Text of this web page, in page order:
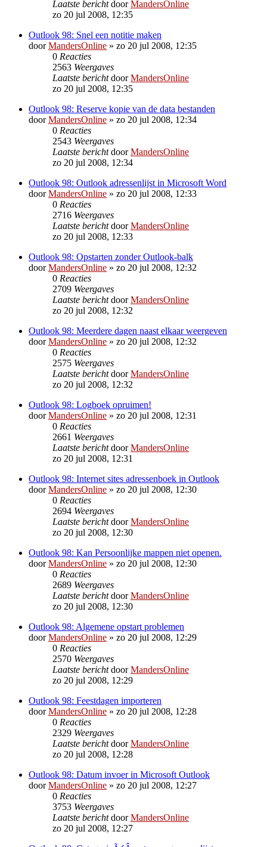
Laatste berichtdoorMandersOnline
zo 20 jul 2008, 12:35
Outlook 98: Snel een notitie maken
doorMandersOnline » zo 20 jul 2008, 12:35
0 Reacties
2563 Weergaves
Laatste berichtdoorMandersOnline
zo 20 jul 2008, 12:35
Outlook 98: Reserve kopie van de data bestanden
doorMandersOnline » zo 20 jul 2008, 12:34
0 Reacties
2543 Weergaves
Laatste berichtdoorMandersOnline
zo 20 jul 2008, 12:34
Outlook 98: Outlook adressenlijst in Microsoft Word
doorMandersOnline » zo 20 jul 2008, 12:33
0 Reacties
2716 Weergaves
Laatste berichtdoorMandersOnline
zo 20 jul 2008, 12:33
Outlook 98: Opstarten zonder Outlook-balk
doorMandersOnline » zo 20 jul 2008, 12:32
0 Reacties
2709 Weergaves
Laatste berichtdoorMandersOnline
zo 20 jul 2008, 12:32
Outlook 98: Meerdere dagen naast elkaar weergeven
doorMandersOnline » zo 20 jul 2008, 12:32
0 Reacties
2575 Weergaves
Laatste berichtdoorMandersOnline
zo 20 jul 2008, 12:32
Outlook 98: Logboek opruimen!
doorMandersOnline » zo 20 jul 2008, 12:31
0 Reacties
2661 Weergaves
Laatste berichtdoorMandersOnline
zo 20 jul 2008, 12:31
Outlook 98: Internet sites adressenboek in Outlook
doorMandersOnline » zo 20 jul 2008, 12:30
0 Reacties
2694 Weergaves
Laatste berichtdoorMandersOnline
zo 20 jul 2008, 12:30
Outlook 98: Kan Persoonlijke mappen niet openen.
doorMandersOnline » zo 20 jul 2008, 12:30
0 Reacties
2689 Weergaves
Laatste berichtdoorMandersOnline
zo 20 jul 2008, 12:30
Outlook 98: Algemene opstart problemen
doorMandersOnline » zo 20 jul 2008, 12:29
0 Reacties
2570 Weergaves
Laatste berichtdoorMandersOnline
zo 20 jul 2008, 12:29
Outlook 98: Feestdagen importeren
doorMandersOnline » zo 20 jul 2008, 12:28
0 Reacties
2329 Weergaves
Laatste berichtdoorMandersOnline
zo 20 jul 2008, 12:28
Outlook 98: Datum invoer in Microsoft Outlook
doorMandersOnline » zo 20 jul 2008, 12:27
0 Reacties
3753 Weergaves
Laatste berichtdoorMandersOnline
zo 20 jul 2008, 12:27